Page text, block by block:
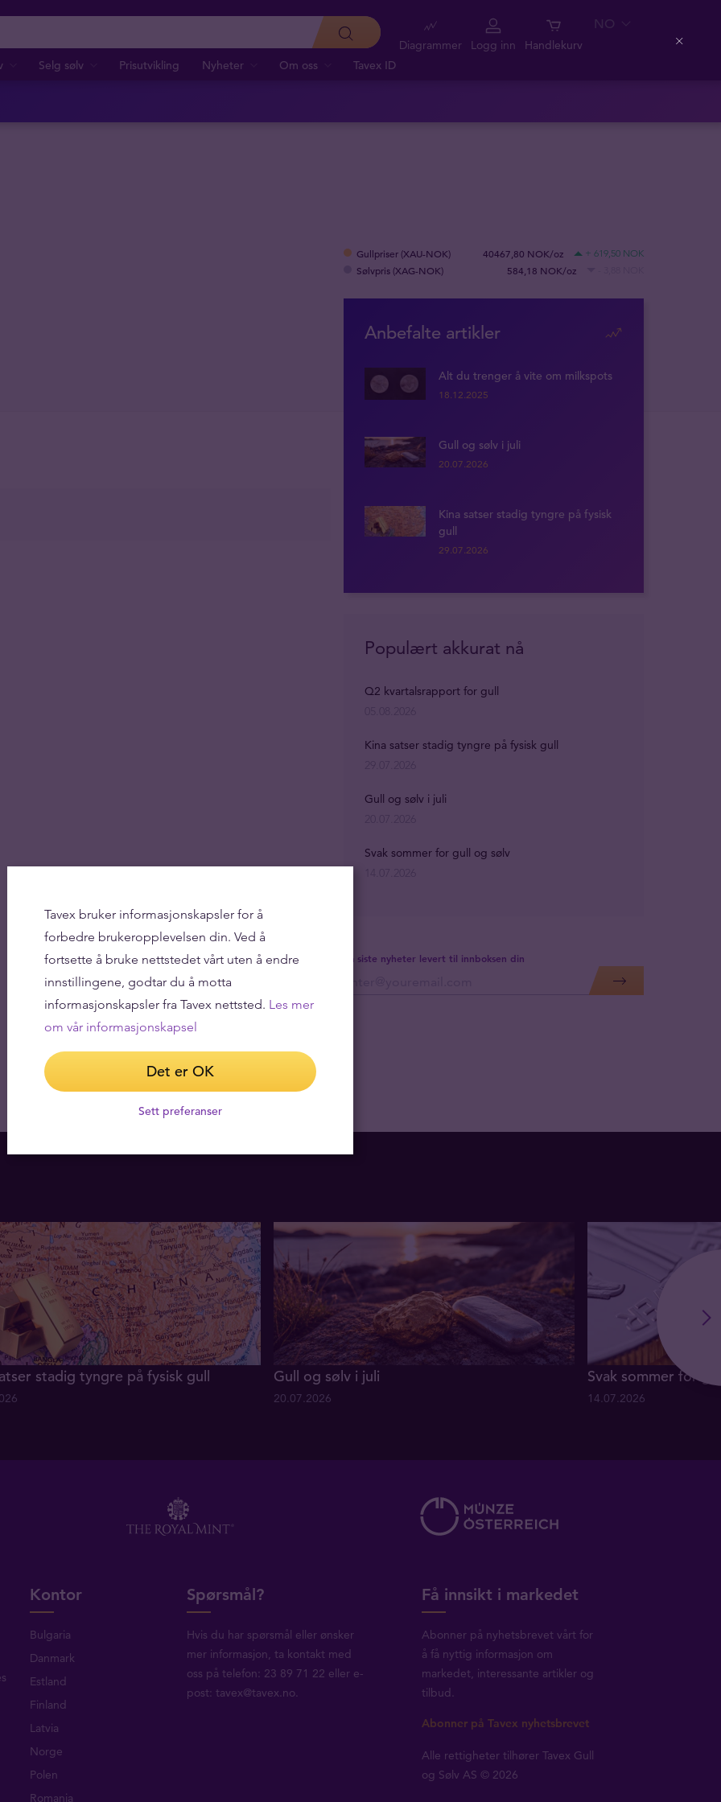
Selg sølv Prisutvikling Nyheter Om oss Tavex ID
Diagrammer Logg inn Handlekurv
NO
Gullpriser (XAU-NOK) 40467,80 NOK/oz + 619,50 NOK
Sølvpris (XAG-NOK) 584,18 NOK/oz
Anbefalte artikler
Alt du trenger å vite om milkspots
18.12.2025
Gull og sølv i juli
20.07.2026
Kina satser stadig tyngre på fysisk
gull
29.07.2026
Få siste nyheter levert til innboksen din
Populært akkurat nå
Q2 kvartalsrapport for gull
Kina satser stadig tyngre på fysisk gull
Gull og sølv i juli
Svak sommer for gull og sølv
stadig tyngre på fysisk gull Gull og sølv i juli
20.07.2026
Svak sommer for
14.07.2026
Kontor
Bulgaria
Danmark
Estland
Finland
Latvia
Norge
Polen
Romania
Spørsmål?
Hvis du har spørsmål eller ønsker
mer informasjon, ta kontakt med
oss på telefon: 23 89 71 22 eller e-
post: tavex@tavex.no.
Få innsikt i markedet
Abonner på nyhetsbrevet vårt for
å få nyttig informasjon om
markedet, interessante artikler og
tilbud.
Abonner på Tavex nyhetsbrevet
Alle rettigheter tilhører Tavex Gull
og Sølv AS © 2026
Tavex bruker informasjonskapsler for å
forbedre brukeropplevelsen din. Ved å
fortsette å bruke nettstedet vårt uten å endre
innstillingene, godtar du å motta
informasjonskapsler fra Tavex nettsted. Les mer
om vår informasjonskapsel
Det er OK
Sett preferanser
Close